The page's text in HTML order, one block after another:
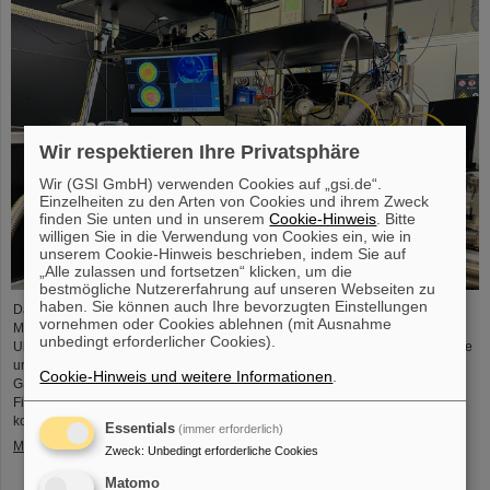
Das Projekt „Innovationspartnerschaft für Hochfluss-EUV-Strahlquellen in
Metrologie und Bildgebung (InnoEUV)” entwickelt lasergetriebene Extreme-
Ultraviolett-(EUV)-Strahlquellen gezielt weiter für Anwendungen in Metrologie
und Bildgebung. Die Kooperation von Helmholtz Institut Jena (HI-Jena) und
GSI Helmholtzzentrum für Schwerionenforschung in Darmstadt mit der Active
Fiber Systems GmbH (AFS) soll die Überführung in anwendungsnahe und
kommerzielle Anwendungen beschleunigen.
Mehr »
Wir respektieren Ihre Privatsphäre
Wir (GSI GmbH) verwenden Cookies auf „gsi.de“.
Einzelheiten zu den Arten von Cookies und ihrem Zweck
finden Sie unten und in unseremCookie-Hinweis . Bitte
willigen Sie in die Verwendung von Cookies ein, wie in
unserem Cookie-Hinweis beschrieben, indem Sie auf
„Alle zulassen und fortsetzen“ klicken, um die
bestmögliche Nutzererfahrung auf unseren Webseiten zu
haben. Sie können auch Ihre bevorzugten Einstellungen
vornehmen oder Cookies ablehnen (mit Ausnahme
unbedingt erforderlicher Cookies).
Cookie-Hinweis und weitere Informationen
Essentials (immer erforderlich)
Zweck: Unbedingt erforderliche Cookies
Matomo